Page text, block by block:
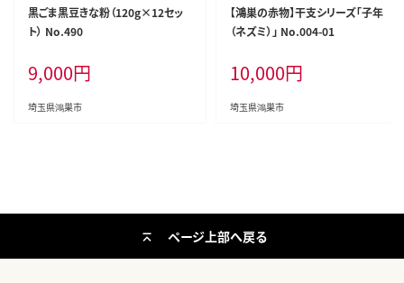
黒ごま黒豆きな粉（120g×12セッ
ト） No.490
9,000円
埼玉県鴻巣市
【鴻巣の赤物】干支シリーズ「子年
（ネズミ）」 No.004-01
10,000円
埼玉県鴻巣市
ページ上部へ戻る